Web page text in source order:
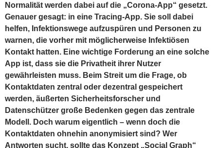
Normalität werden dabei auf die „Corona-App“ gesetzt.
Genauer gesagt: in eine Tracing-App. Sie soll dabei
helfen, Infektionswege aufzuspüren und Personen zu
warnen, die vorher mit möglicherweise Infektiösen
Kontakt hatten. Eine wichtige Forderung an eine solche
App ist, dass sie die Privatheit ihrer Nutzer
gewährleisten muss. Beim Streit um die Frage, ob
Kontaktdaten zentral oder dezentral gespeichert
werden, äußerten Sicherheitsforscher und
Datenschützer große Bedenken gegen das zentrale
Modell. Doch warum eigentlich – wenn doch die
Kontaktdaten ohnehin anonymisiert sind? Wer
Antworten sucht, sollte das Konzept „Social Graph“